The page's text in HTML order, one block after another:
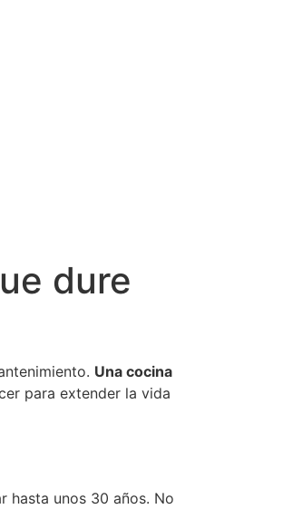
dure
Una cocina
para extender la vida
hasta unos 30 años. No